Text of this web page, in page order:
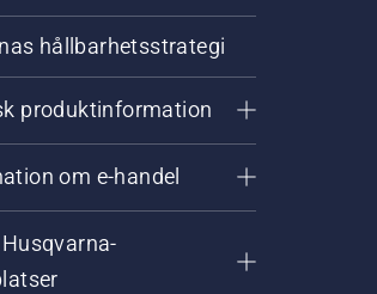
hållbarhetsstrategi
produktinformation
om e-handel